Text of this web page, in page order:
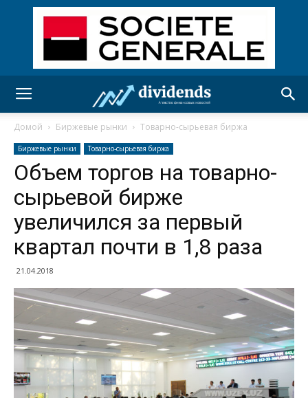
Домой Биржевые рынки Товарно-сырьевая биржа
Биржевые рынки Товарно-сырьевая биржа
Объем торгов на товарно-
сырьевой бирже
увеличился за первый
квартал почти в 1,8 раза
21.04.2018